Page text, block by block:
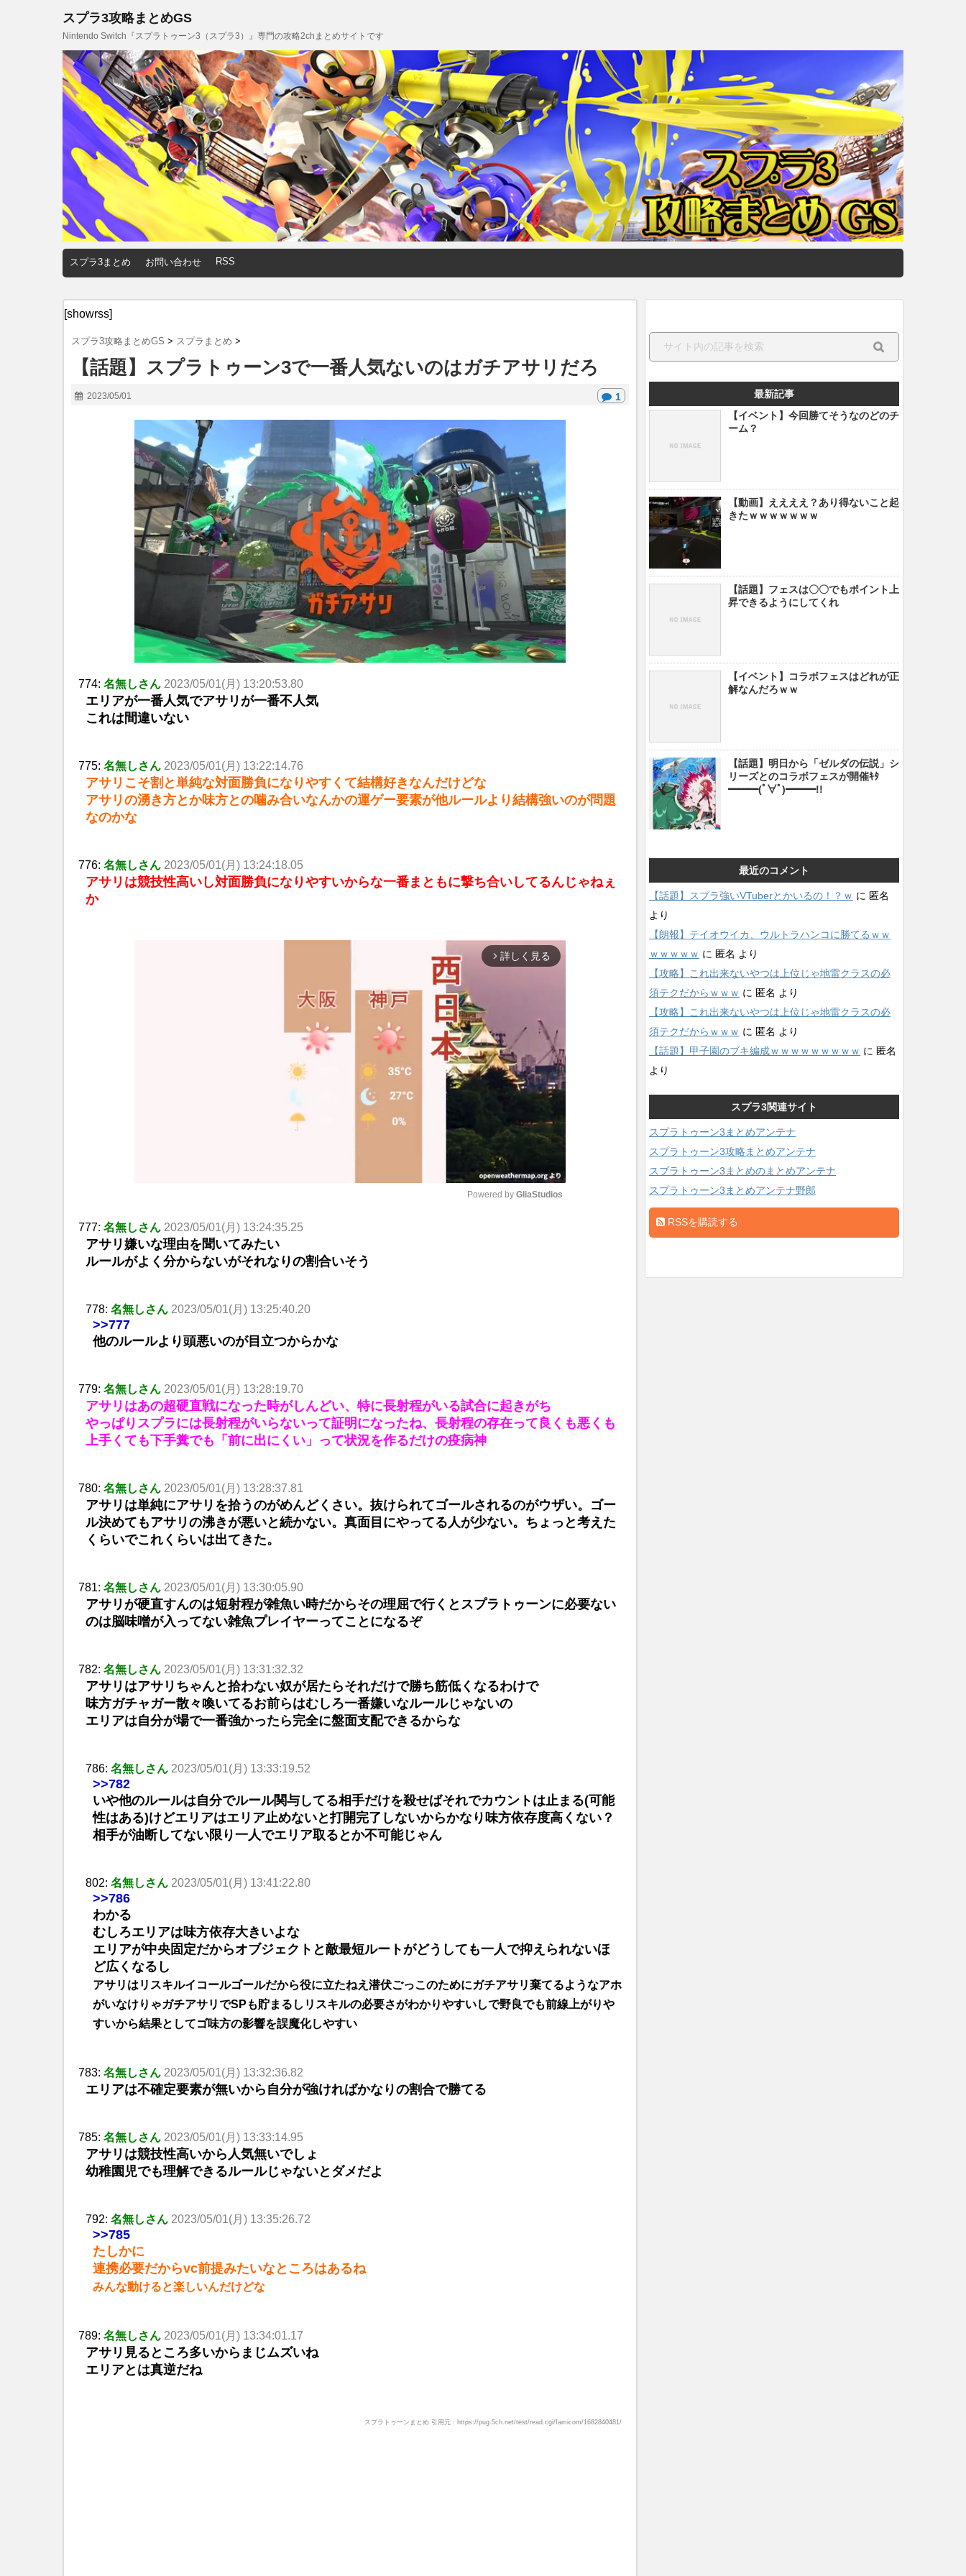
スプラ3攻略まとめGS
Nintendo Switch『スプラトゥーン3（スプラ3）』専門の攻略2chまとめサイトです
スプラ3まとめ お問い合わせ RSS
[showrss]
スプラ3攻略まとめGS > スプラまとめ >
【話題】スプラトゥーン3で一番人気ないのはガチアサリだろ
2023/05/01 1
774: 名無しさん 2023/05/01(月) 13:20:53.80
エリアが一番人気でアサリが一番不人気
これは間違いない
775: 名無しさん 2023/05/01(月) 13:22:14.76
アサリこそ割と単純な対面勝負になりやすくて結構好きなんだけどな
アサリの湧き方とか味方との噛み合いなんかの運ゲー要素が他ルールより結構強いのが問題
なのかな
776: 名無しさん 2023/05/01(月) 13:24:18.05
アサリは競技性高いし対面勝負になりやすいからな一番まともに撃ち合いしてるんじゃねぇ
か
arrow_forward_ios 詳しく見る
Powered by GliaStudios
777: 名無しさん 2023/05/01(月) 13:24:35.25
アサリ嫌いな理由を聞いてみたい
ルールがよく分からないがそれなりの割合いそう
778: 名無しさん 2023/05/01(月) 13:25:40.20
>>777
他のルールより頭悪いのが目立つからかな
779: 名無しさん 2023/05/01(月) 13:28:19.70
アサリはあの超硬直戦になった時がしんどい、特に長射程がいる試合に起きがち
やっぱりスプラには長射程がいらないって証明になったね、長射程の存在って良くも悪くも
上手くても下手糞でも「前に出にくい」って状況を作るだけの疫病神
780: 名無しさん 2023/05/01(月) 13:28:37.81
アサリは単純にアサリを拾うのがめんどくさい。抜けられてゴールされるのがウザい。ゴー
ル決めてもアサリの沸きが悪いと続かない。真面目にやってる人が少ない。ちょっと考えた
くらいでこれくらいは出てきた。
781: 名無しさん 2023/05/01(月) 13:30:05.90
アサリが硬直すんのは短射程が雑魚い時だからその理屈で行くとスプラトゥーンに必要ない
のは脳味噌が入ってない雑魚プレイヤーってことになるぞ
782: 名無しさん 2023/05/01(月) 13:31:32.32
アサリはアサリちゃんと拾わない奴が居たらそれだけで勝ち筋低くなるわけで
味方ガチャガー散々喚いてるお前らはむしろ一番嫌いなルールじゃないの
エリアは自分が場で一番強かったら完全に盤面支配できるからな
786: 名無しさん 2023/05/01(月) 13:33:19.52
>>782
いや他のルールは自分でルール関与してる相手だけを殺せばそれでカウントは止まる(可能
性はある)けどエリアはエリア止めないと打開完了しないからかなり味方依存度高くない？
相手が油断してない限り一人でエリア取るとか不可能じゃん
802: 名無しさん 2023/05/01(月) 13:41:22.80
>>786
わかる
むしろエリアは味方依存大きいよな
エリアが中央固定だからオブジェクトと敵最短ルートがどうしても一人で抑えられないほ
ど広くなるし
アサリはリスキルイコールゴールだから役に立たねえ潜伏ごっこのためにガチアサリ棄てるようなアホ
がいなけりゃガチアサリでSPも貯まるしリスキルの必要さがわかりやすいしで野良でも前線上がりや
すいから結果としてゴ味方の影響を誤魔化しやすい
783: 名無しさん 2023/05/01(月) 13:32:36.82
エリアは不確定要素が無いから自分が強ければかなりの割合で勝てる
785: 名無しさん 2023/05/01(月) 13:33:14.95
アサリは競技性高いから人気無いでしょ
幼稚園児でも理解できるルールじゃないとダメだよ
792: 名無しさん 2023/05/01(月) 13:35:26.72
>>785
たしかに
連携必要だからvc前提みたいなところはあるね
みんな動けると楽しいんだけどな
789: 名無しさん 2023/05/01(月) 13:34:01.17
アサリ見るところ多いからまじムズいね
エリアとは真逆だね
スプラトゥーンまとめ 引用元：https://pug.5ch.net/test/read.cgi/famicom/1682840481/
最新記事
【イベント】今回勝てそうなのどのチ
ーム？
【動画】ええええ？あり得ないこと起
きたｗｗｗｗｗｗｗ
【話題】フェスは〇〇でもポイント上
昇できるようにしてくれ
【イベント】コラボフェスはどれが正
解なんだろｗｗ
【話題】明日から「ゼルダの伝説」シ
リーズとのコラボフェスが開催ｷﾀ
━━━(ﾟ∀ﾟ)━━━!!
最近のコメント
【話題】スプラ強いVTuberとかいるの！？ｗ に 匿名
より
【朗報】テイオウイカ、ウルトラハンコに勝てるｗｗ
ｗｗｗｗｗ に 匿名 より
【攻略】これ出来ないやつは上位じゃ地雷クラスの必
須テクだからｗｗｗ に 匿名 より
【攻略】これ出来ないやつは上位じゃ地雷クラスの必
須テクだからｗｗｗ に 匿名 より
【話題】甲子園のブキ編成ｗｗｗｗｗｗｗｗｗ に 匿名
より
スプラ3関連サイト
スプラトゥーン3まとめアンテナ
スプラトゥーン3攻略まとめアンテナ
スプラトゥーン3まとめのまとめアンテナ
スプラトゥーン3まとめアンテナ野郎
RSSを購読する